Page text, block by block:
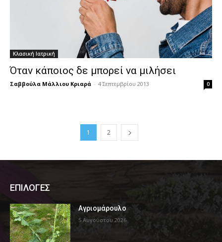
Κλασική Ιατρική
Όταν κάποιος δε μπορεί να μιλήσει
Σαββούλα Μάλλιου Κριαρά - 4 Σεπτεμβρίου 2013 0
1 2
ΕΠΙΛΟΓΕΣ
Αγριομάρουλο
5 Αυγούστου 2026